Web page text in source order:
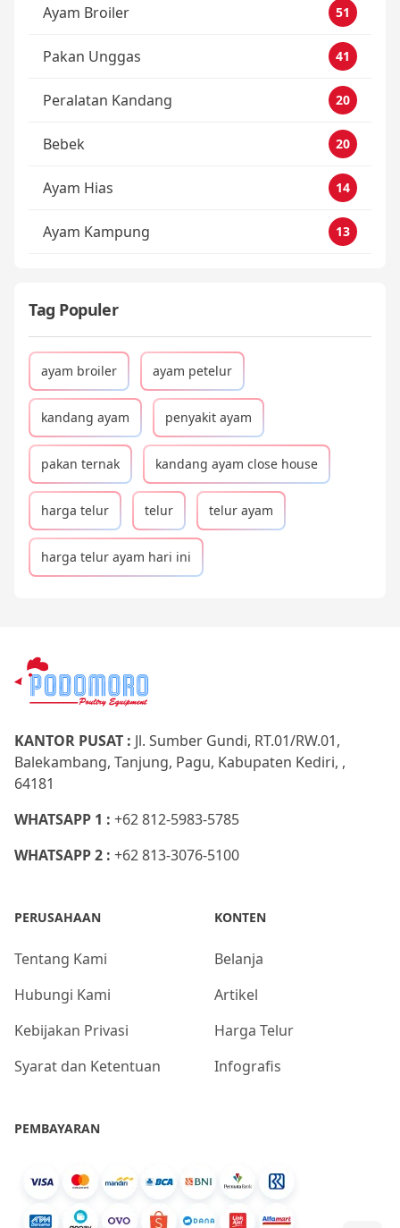
Ayam Broiler 51
Pakan Unggas 41
Peralatan Kandang 20
Bebek 20
Ayam Hias 14
Ayam Kampung 13
Tag Populer
ayam broiler ayam petelur
kandang ayam penyakit ayam
pakan ternak kandang ayam close house
harga telur telur telur ayam
harga telur ayam hari ini
KANTOR PUSAT : Jl. Sumber Gundi, RT.01/RW.01,
Balekambang, Tanjung, Pagu, Kabupaten Kediri, ,
64181
WHATSAPP 1 : +62 812-5983-5785
WHATSAPP 2 : +62 813-3076-5100
PERUSAHAAN
Tentang Kami
Hubungi Kami
Kebijakan Privasi
Syarat dan Ketentuan
KONTEN
Belanja
Artikel
Harga Telur
Infografis
PEMBAYARAN